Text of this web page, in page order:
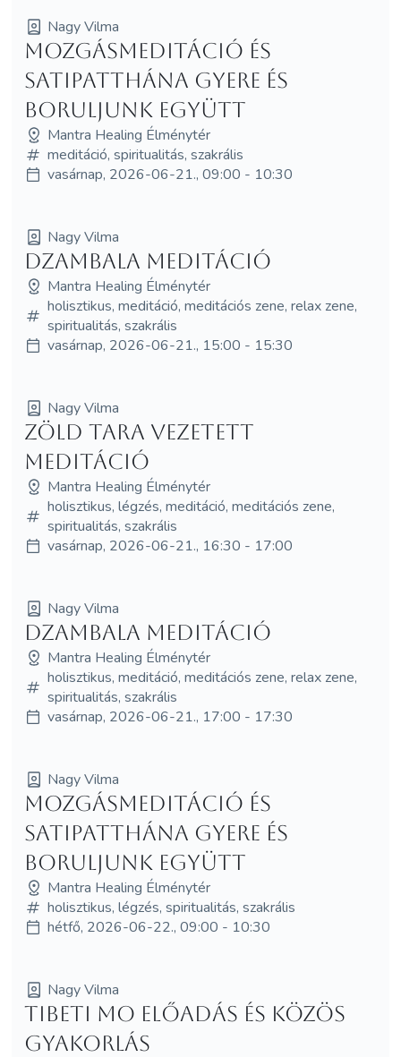
Nagy Vilma
Mozgásmeditáció és
Satipatthána Gyere és
boruljunk együtt
Mantra Healing Élménytér
meditáció, spiritualitás, szakrális
vasárnap, 2026-06-21., 09:00 - 10:30
Nagy Vilma
Dzambala meditáció
Mantra Healing Élménytér
holisztikus, meditáció, meditációs zene, relax zene,
spiritualitás, szakrális
vasárnap, 2026-06-21., 15:00 - 15:30
Nagy Vilma
Zöld Tara vezetett
meditáció
Mantra Healing Élménytér
holisztikus, légzés, meditáció, meditációs zene,
spiritualitás, szakrális
vasárnap, 2026-06-21., 16:30 - 17:00
Nagy Vilma
Dzambala meditáció
Mantra Healing Élménytér
holisztikus, meditáció, meditációs zene, relax zene,
spiritualitás, szakrális
vasárnap, 2026-06-21., 17:00 - 17:30
Nagy Vilma
Mozgásmeditáció és
Satipatthána Gyere és
boruljunk együtt
Mantra Healing Élménytér
holisztikus, légzés, spiritualitás, szakrális
hétfő, 2026-06-22., 09:00 - 10:30
Nagy Vilma
Tibeti MO előadás és közös
gyakorlás